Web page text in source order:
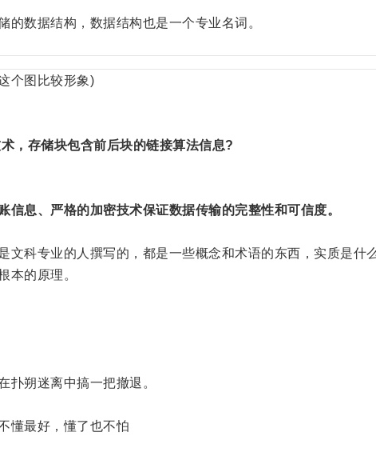
数据结构，数据结构也是一个专业名词。
个图比较形象)
，存储块包含前后块的链接算法信息?
息、严格的加密技术保证数据传输的完整性和可信度。
科专业的人撰写的，都是一些概念和术语的东西，实质是什
本的原理。
扑朔迷离中搞一把撤退。
懂最好，懂了也不怕